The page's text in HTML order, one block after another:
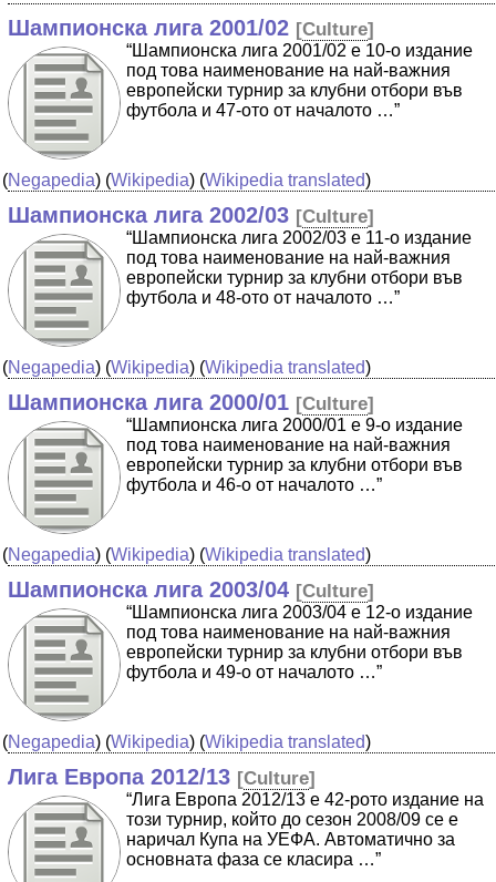
Шампионска лига 2001/02 [Culture]
“Шампионска лига 2001/02 е 10-о издание
под това наименование на най-важния
европейски турнир за клубни отбори във
футбола и 47-ото от началото …”
(Negapedia) (Wikipedia) (Wikipedia translated)
Шампионска лига 2002/03 [Culture]
“Шампионска лига 2002/03 е 11-о издание
под това наименование на най-важния
европейски турнир за клубни отбори във
футбола и 48-ото от началото …”
(Negapedia) (Wikipedia) (Wikipedia translated)
Шампионска лига 2000/01 [Culture]
“Шампионска лига 2000/01 е 9-о издание
под това наименование на най-важния
европейски турнир за клубни отбори във
футбола и 46-о от началото …”
(Negapedia) (Wikipedia) (Wikipedia translated)
Шампионска лига 2003/04 [Culture]
“Шампионска лига 2003/04 е 12-о издание
под това наименование на най-важния
европейски турнир за клубни отбори във
футбола и 49-о от началото …”
(Negapedia) (Wikipedia) (Wikipedia translated)
Лига Европа 2012/13 [Culture]
“Лига Европа 2012/13 е 42-рото издание на
този турнир, който до сезон 2008/09 се е
наричал Купа на УЕФА. Автоматично за
основната фаза се класира …”